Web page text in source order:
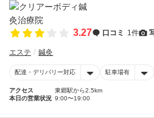
3.27 口コミ 1件
エステ 鍼灸
配達・デリバリー対応 駐車場有
アクセス
東郷駅から2.5km
本日の営業状況 9:00〜19:00